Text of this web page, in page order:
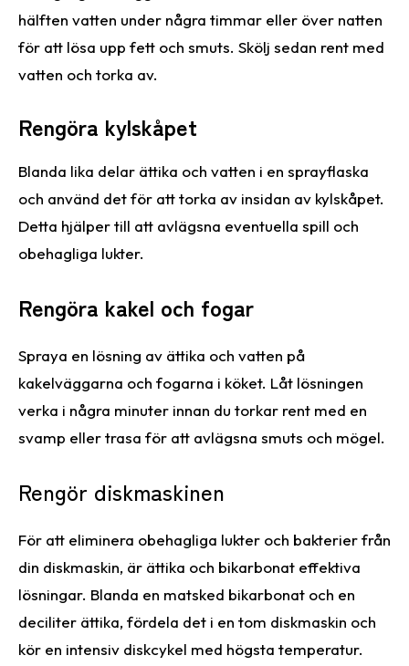
hälften vatten under några timmar eller över natten
för att lösa upp fett och smuts. Skölj sedan rent med
vatten och torka av.
Rengöra kylskåpet
Blanda lika delar ättika och vatten i en sprayflaska
och använd det för att torka av insidan av kylskåpet.
Detta hjälper till att avlägsna eventuella spill och
obehagliga lukter.
Rengöra kakel och fogar
Spraya en lösning av ättika och vatten på
kakelväggarna och fogarna i köket. Låt lösningen
verka i några minuter innan du torkar rent med en
svamp eller trasa för att avlägsna smuts och mögel.
Rengör diskmaskinen
För att eliminera obehagliga lukter och bakterier från
din diskmaskin, är ättika och bikarbonat effektiva
lösningar. Blanda en matsked bikarbonat och en
deciliter ättika, fördela det i en tom diskmaskin och
kör en intensiv diskcykel med högsta temperatur.